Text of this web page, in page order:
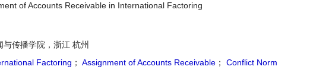
of Accounts Receivable in International Factoring
与传播学院，浙江 杭州
Factoring ； Assignment of Accounts Receivable ； Conflict Norm